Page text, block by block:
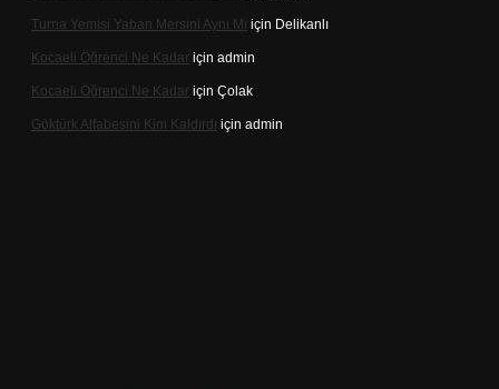
Turna Yemisi Yaban Mersini Aynı Mı için Delikanlı
Kocaeli Öğrenci Ne Kadar için admin
Kocaeli Öğrenci Ne Kadar için Çolak
Göktürk Alfabesini Kim Kaldırdı için admin